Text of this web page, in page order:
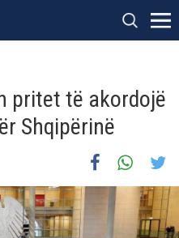
pritet të akordojë
Shqipërinë